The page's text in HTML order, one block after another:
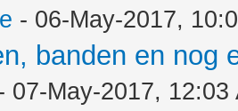
- 06-May-2017,
banden en nog
07-May-2017, 12:03